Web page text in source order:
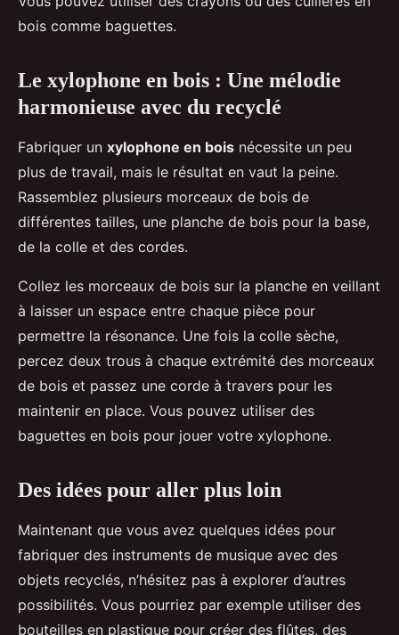
bois comme baguettes.
Le xylophone en bois : Une mélodie
harmonieuse avec du recyclé
Fabriquer un xylophone en bois nécessite un peu
plus de travail, mais le résultat en vaut la peine.
Rassemblez plusieurs morceaux de bois de
différentes tailles, une planche de bois pour la base,
de la colle et des cordes.
Collez les morceaux de bois sur la planche en veillant
à laisser un espace entre chaque pièce pour
permettre la résonance. Une fois la colle sèche,
percez deux trous à chaque extrémité des morceaux
de bois et passez une corde à travers pour les
maintenir en place. Vous pouvez utiliser des
baguettes en bois pour jouer votre xylophone.
Des idées pour aller plus loin
Maintenant que vous avez quelques idées pour
fabriquer des instruments de musique avec des
objets recyclés, n’hésitez pas à explorer d’autres
possibilités. Vous pourriez par exemple utiliser des
bouteilles en plastique pour créer des flûtes, des